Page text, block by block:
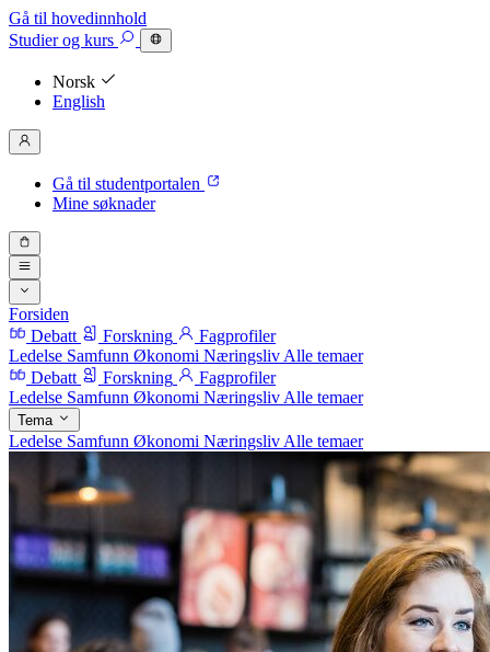
Gå til hovedinnhold
Studierog kurs
Norsk
English
Gå til studentportalen
Mine søknader
Forsiden
Debatt
Forskning
Fagprofiler
Ledelse Samfunn Økonomi Næringsliv Alle temaer
Debatt
Forskning
Fagprofiler
Ledelse Samfunn Økonomi Næringsliv Alle temaer
Tema
Ledelse Samfunn Økonomi Næringsliv Alle temaer